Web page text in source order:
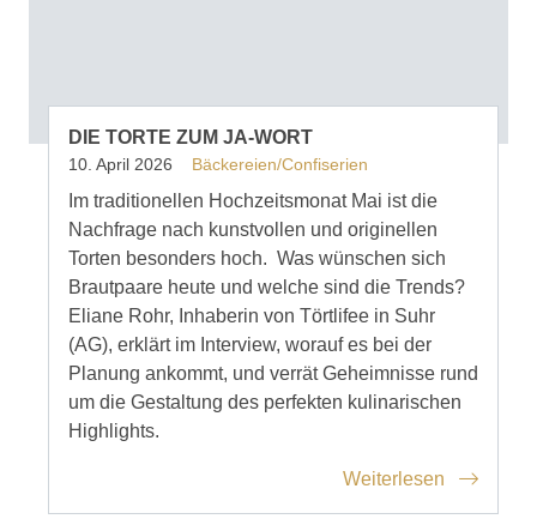
DIE TORTE ZUM JA-WORT
10. April 2026 Bäckereien/Confiserien
Im traditionellen Hochzeitsmonat Mai ist die
Nachfrage nach kunstvollen und originellen
Torten besonders hoch. Was wünschen sich
Brautpaare heute und welche sind die Trends?
Eliane Rohr, Inhaberin von Törtlifee in Suhr
(AG), erklärt im Interview, worauf es bei der
Planung ankommt, und verrät Geheimnisse rund
um die Gestaltung des perfekten kulinarischen
Highlights.
Weiterlesen